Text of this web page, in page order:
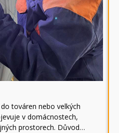
továren nebo velkých
v domácnostech,
prostorech. Důvod…